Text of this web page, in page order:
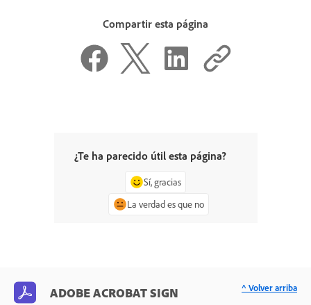
Compartir esta página
¿Te ha parecido útil esta página?
Sí, gracias
La verdad es que no
ADOBE ACROBAT SIGN ^ Volver arriba